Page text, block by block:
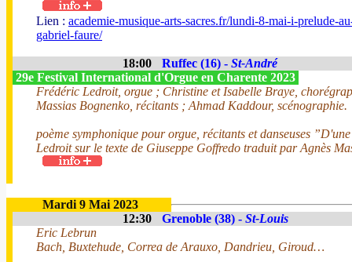
Lien : academie-musique-arts-sacres.fr/lundi-8-mai-i-prelude-
gabriel-faure/
18:00 Ruffec (16) - St-André
29e Festival International d'Orgue en Charente 2023
Frédéric Ledroit, orgue ; Christine et Isabelle Braye,
Massias Bognenko, récitants ; Ahmad Kaddour, scénographie.
poème symphonique pour orgue, récitants et danseuses
Ledroit sur le texte de Giuseppe Goffredo traduit par Agnès
Mardi 9 Mai 2023
12:30
Grenoble (38) - St-Louis
Eric Lebrun
Bach, Buxtehude, Correa de Arauxo, Dandrieu, Giroud…